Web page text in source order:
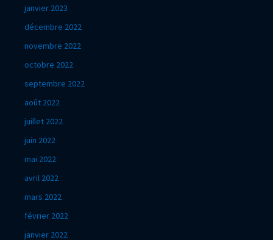
janvier 2023
décembre 2022
novembre 2022
octobre 2022
septembre 2022
août 2022
juillet 2022
juin 2022
mai 2022
avril 2022
mars 2022
février 2022
janvier 2022